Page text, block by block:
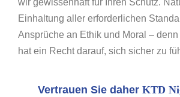
wir gewissenhaft für Ihren Schutz.
Einhaltung aller erforderlichen
Ansprüche an Ethik und Moral –
hat ein Recht darauf, sich sicher zu
Vertrauen Sie daher KTD